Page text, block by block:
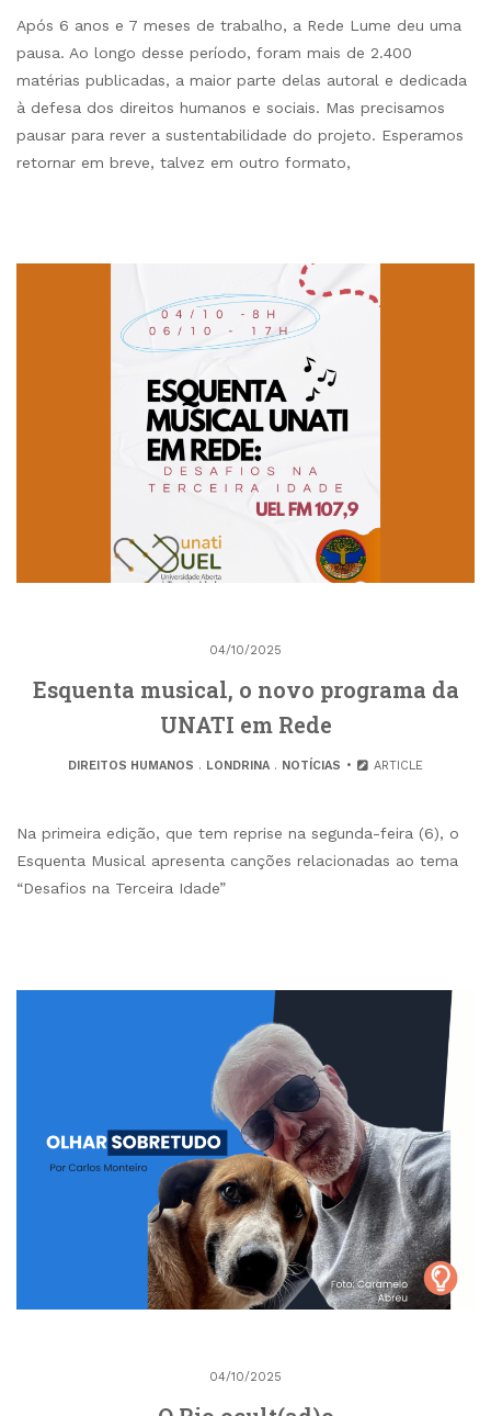
Após 6 anos e 7 meses de trabalho, a Rede Lume deu uma
pausa. Ao longo desse período, foram mais de 2.400
matérias publicadas, a maior parte delas autoral e dedicada
à defesa dos direitos humanos e sociais. Mas precisamos
pausar para rever a sustentabilidade do projeto. Esperamos
retornar em breve, talvez em outro formato,
04/10/2025
Esquenta musical, o novo programa da
UNATI em Rede
DIREITOS HUMANOS . LONDRINA. NOTÍCIAS ARTICLE
Na primeira edição, que tem reprise na segunda-feira (6), o
Esquenta Musical apresenta canções relacionadas ao tema
“Desafios na Terceira Idade”
04/10/2025